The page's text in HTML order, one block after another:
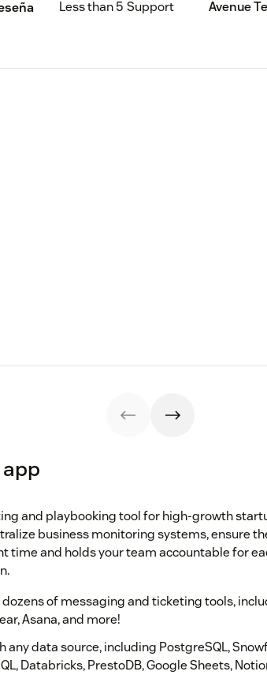
Less than 5 Support
Avenue
and playbooking tool for high-growth
business monitoring systems, ensure
time and holds your team accountable for
of messaging and ticketing tools,
Asana, and more!
any data source, including PostgreSQL,
Databricks, PrestoDB, Google Sheets,